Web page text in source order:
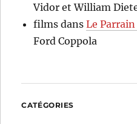
Vidor et William
films dansLe Parrain
Ford Coppola
CATÉGORIES